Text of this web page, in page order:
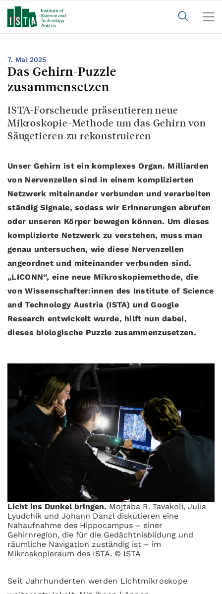
7. Mai 2025
Das Gehirn-Puzzle
zusammensetzen
ISTA-Forschende präsentieren neue
Mikroskopie-Methode um das Gehirn von
Säugetieren zu rekonstruieren
Unser Gehirn ist ein komplexes Organ. Milliarden
von Nervenzellen sind in einem komplizierten
Netzwerk miteinander verbunden und verarbeiten
ständig Signale, sodass wir Erinnerungen abrufen
oder unseren Körper bewegen können. Um dieses
komplizierte Netzwerk zu verstehen, muss man
genau untersuchen, wie diese Nervenzellen
angeordnet und miteinander verbunden sind.
„LICONN“, eine neue Mikroskopiemethode, die
von Wissenschafter:innen des Institute of Science
and Technology Austria (ISTA) und Google
Research entwickelt wurde, hilft nun dabei,
dieses biologische Puzzle zusammenzusetzen.
Licht ins Dunkel bringen. Mojtaba R. Tavakoli, Julia
Lyudchik und Johann Danzl diskutieren eine
Nahaufnahme des Hippocampus – einer
Gehirnregion, die für die Gedächtnisbildung und
räumliche Navigation zuständig ist – im
Mikroskopieraum des ISTA. © ISTA
Seit Jahrhunderten werden Lichtmikroskope